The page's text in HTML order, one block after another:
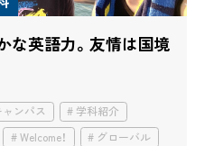
な英語力。友情は国境
ンパス
学科紹介
Welcome！
グローバル